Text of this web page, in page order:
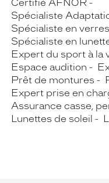
Certifié AFNOR
Spécialiste
Spécialiste en
Spécialiste en
Expert du sport à la
Espace audition
Prêt de montures
Expert prise en
Assurance casse,
Lunettes de soleil